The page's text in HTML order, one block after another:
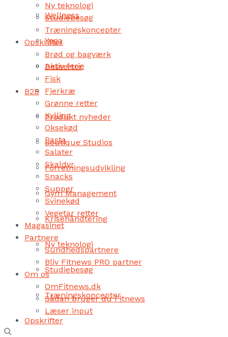
Wellness
Yoga
Aktiv ferie
B2B
Produkt nyheder
Boutique Studios
Forretningsudvikling
Gym Management
Krisehåndtering
Ny teknologi
Studiebesøg
Træningskoncepter
Opskrifter
Ny teknologi
Studiebesøg
Træningskoncepter
Opskrifter
Brød og bagværk
Desserter
Fisk
Fjerkræ
Grønne retter
Kylling
Oksekød
Pasta
Salater
Skaldyr
Snacks
Supper
Svinekød
Vegetar retter
Magasinet
Partnere
Sundhedspartnere
Bliv Fitnews PRO partner
Om os
OmFitnews.dk
Sådan bruger du Fitnews
Læser input